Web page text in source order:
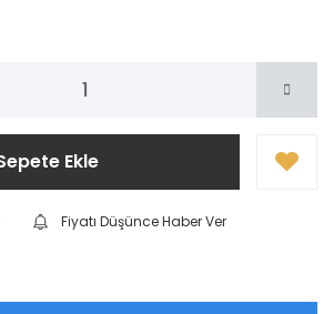
Ekle
Fiyatı Düşünce Haber Ver